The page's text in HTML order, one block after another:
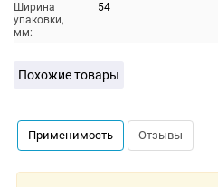
Ширина
упаковки,
мм:
54
Похожие товары
Применимость Отзывы